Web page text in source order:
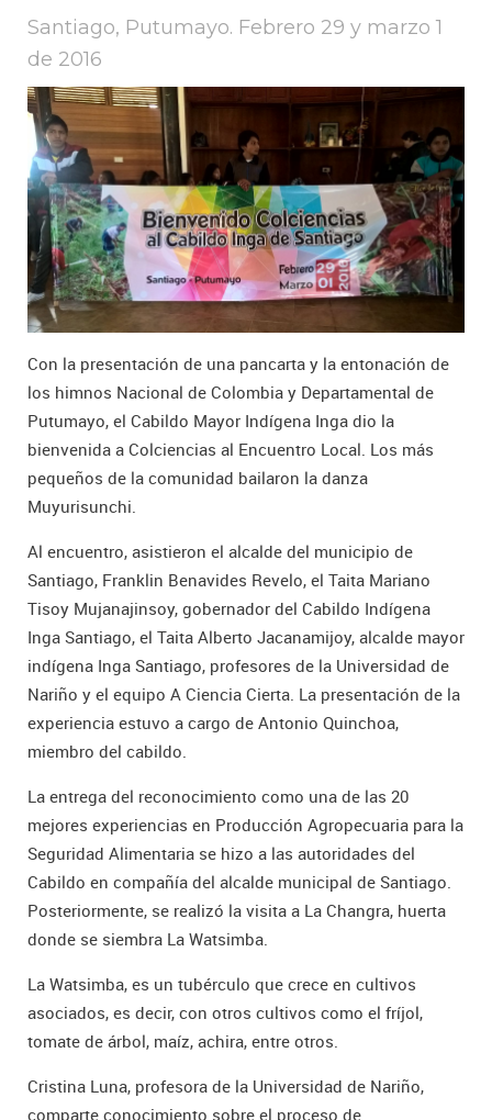
Santiago, Putumayo. Febrero 29 y marzo 1
de 2016
Con la presentación de una pancarta y la entonación de
los himnos Nacional de Colombia y Departamental de
Putumayo, el Cabildo Mayor Indígena Inga dio la
bienvenida a Colciencias al Encuentro Local. Los más
pequeños de la comunidad bailaron la danza
Muyurisunchi.
Al encuentro, asistieron el alcalde del municipio de
Santiago, Franklin Benavides Revelo, el Taita Mariano
Tisoy Mujanajinsoy, gobernador del Cabildo Indígena
Inga Santiago, el Taita Alberto Jacanamijoy, alcalde mayor
indígena Inga Santiago, profesores de la Universidad de
Nariño y el equipo A Ciencia Cierta. La presentación de la
experiencia estuvo a cargo de Antonio Quinchoa,
miembro del cabildo.
La entrega del reconocimiento como una de las 20
mejores experiencias en Producción Agropecuaria para la
Seguridad Alimentaria se hizo a las autoridades del
Cabildo en compañía del alcalde municipal de Santiago.
Posteriormente, se realizó la visita a La Changra, huerta
donde se siembra La Watsimba.
La Watsimba, es un tubérculo que crece en cultivos
asociados, es decir, con otros cultivos como el fríjol,
tomate de árbol, maíz, achira, entre otros.
Cristina Luna, profesora de la Universidad de Nariño,
comparte conocimiento sobre el proceso de